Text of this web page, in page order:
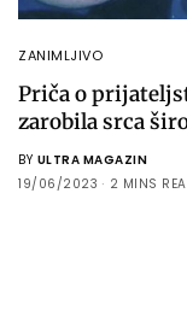
ZANIMLJIVO
Priča o
zarobila srca
BY ULTRA MAGAZIN
19/06/2023
2 MINS